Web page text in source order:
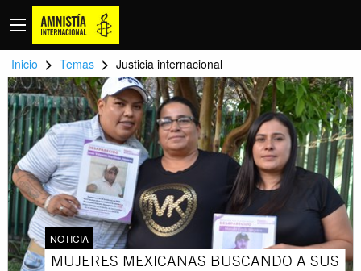
Inicio > Temas > Justicia internacional
NOTICIA
MUJERES MEXICANAS BUSCANDO A SUS